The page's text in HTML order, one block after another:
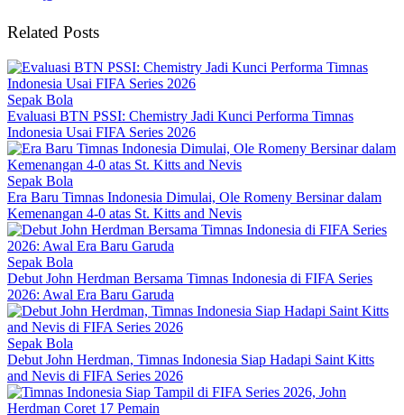
Related Posts
Sepak Bola
Evaluasi BTN PSSI: Chemistry Jadi Kunci Performa Timnas
Indonesia Usai FIFA Series 2026
Sepak Bola
Era Baru Timnas Indonesia Dimulai, Ole Romeny Bersinar dalam
Kemenangan 4-0 atas St. Kitts and Nevis
Sepak Bola
Debut John Herdman Bersama Timnas Indonesia di FIFA Series
2026: Awal Era Baru Garuda
Sepak Bola
Debut John Herdman, Timnas Indonesia Siap Hadapi Saint Kitts
and Nevis di FIFA Series 2026